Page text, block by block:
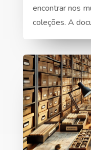
encontrar nos
coleções. A